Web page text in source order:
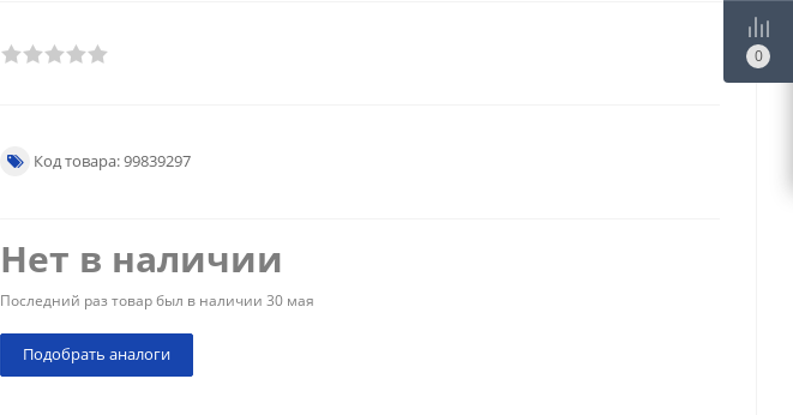
Код товара: 99839297
Нет в наличии
Последний раз товар был в наличии 30 мая
Подобрать аналоги
0